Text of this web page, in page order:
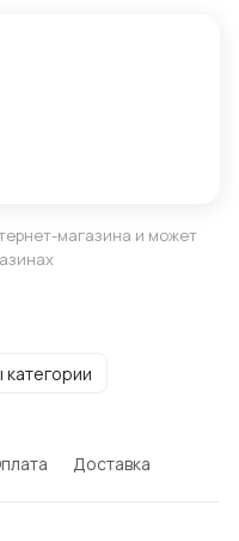
магазина и может
категории
Доставка